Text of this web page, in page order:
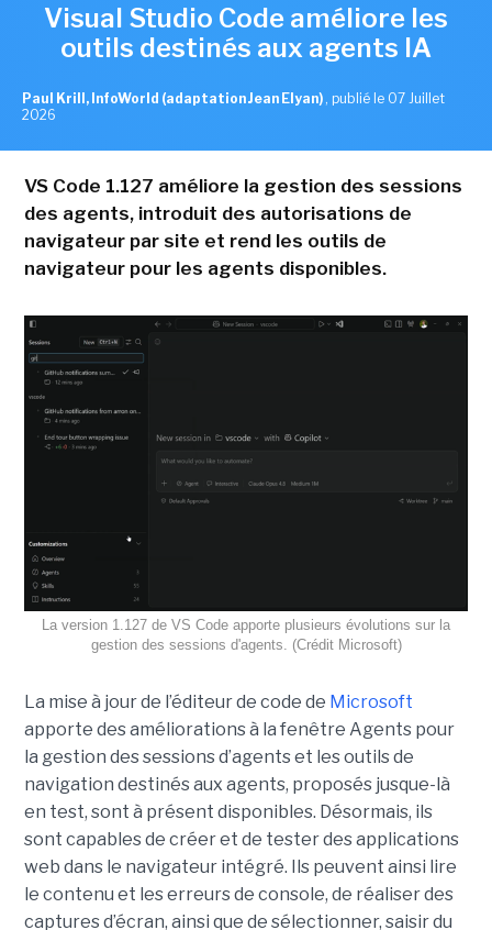
Visual Studio Code améliore les
outils destinés aux agents IA
Paul Krill, InfoWorld (adaptation Jean Elyan) , publié le 07 Juillet
2026
VS Code 1.127 améliore la gestion des sessions
des agents, introduit des autorisations de
navigateur par site et rend les outils de
navigateur pour les agents disponibles.
La version 1.127 de VS Code apporte plusieurs évolutions sur la
gestion des sessions d'agents. (Crédit Microsoft)
La mise à jour de l’éditeur de code de Microsoft
apporte des améliorations à la fenêtre Agents pour
la gestion des sessions d’agents et les outils de
navigation destinés aux agents, proposés jusque-là
en test, sont à présent disponibles. Désormais, ils
sont capables de créer et de tester des applications
web dans le navigateur intégré. Ils peuvent ainsi lire
le contenu et les erreurs de console, de réaliser des
captures d’écran, ainsi que de sélectionner, saisir du